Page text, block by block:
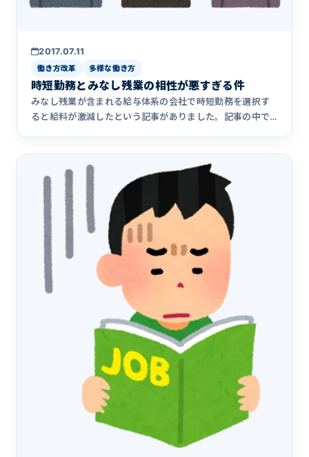
2017.07.11
働き方改革 多様な働き方
時短勤務とみなし残業の相性が悪すぎる件
みなし残業が含まれる給与体系の会社で時短勤務を選択す
ると給料が激減したという記事がありました。記事の中で